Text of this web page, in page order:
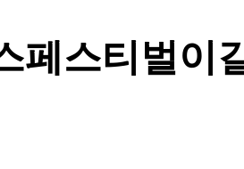
페스티벌이